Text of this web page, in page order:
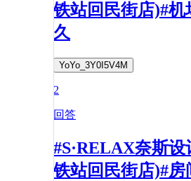
铁站回民街店)#
久
YoYo_3Y0I5V4M
2
回答
#S·RELAX奈斯
铁站回民街店)#